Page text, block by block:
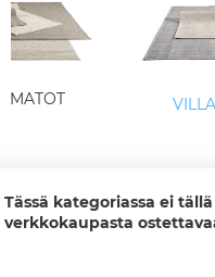
Tässä kategoriassa ei
verkkokaupasta